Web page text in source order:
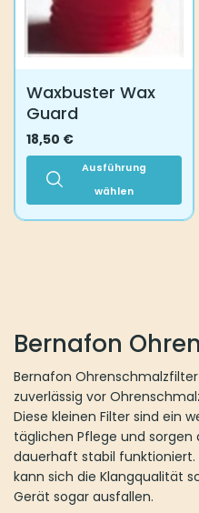
Waxbuster Wax
Guard
18,50 €
Ausführung
wählen
Optionen
auf
der
Produktseite
gewählt
werden
Bernafon
Bernafon
zuverlässig vor
Diese kleinen Filter sind ein
täglichen Pflege und sorgen
dauerhaft stabil
kann sich die Klangqualität
Gerät sogar ausfallen.